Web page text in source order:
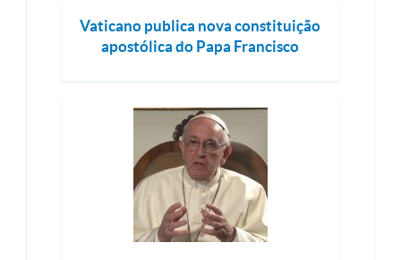
Vaticano publica nova constituição
apostólica do Papa Francisco